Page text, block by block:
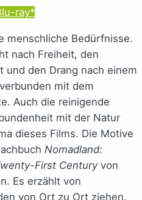
ray*
menschliche Bedürfnisse.
nach Freiheit, den
und den Drang nach einem
mit dem
Auch die reinigende
mit der Natur
dieses Films. Die Motive
Nomadland:
First Centuryvon
Es erzählt von
von Ort zu Ort ziehen.